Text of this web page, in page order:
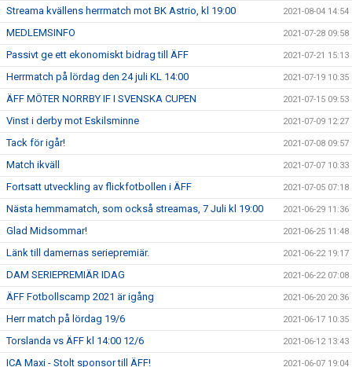
Streama kvällens herrmatch mot BK Astrio, kl 19:00 2021-08-04 14:54
MEDLEMSINFO 2021-07-28 09:58
Passivt ge ett ekonomiskt bidrag till ÄFF 2021-07-21 15:13
Herrmatch på lördag den 24 juli KL 14:00 2021-07-19 10:35
ÄFF MÖTER NORRBY IF I SVENSKA CUPEN 2021-07-15 09:53
Vinst i derby mot Eskilsminne 2021-07-09 12:27
Tack för igår! 2021-07-08 09:57
Match ikväll 2021-07-07 10:33
Fortsatt utveckling av flickfotbollen i ÄFF 2021-07-05 07:18
Nästa hemmamatch, som också streamas, 7 Juli kl 19:00 2021-06-29 11:36
Glad Midsommar! 2021-06-25 11:48
Länk till damernas seriepremiär. 2021-06-22 19:17
DAM SERIEPREMIÄR IDAG 2021-06-22 07:08
ÄFF Fotbollscamp 2021 är igång 2021-06-20 20:36
Herr match på lördag 19/6 2021-06-17 10:35
Torslanda vs ÄFF kl 14:00 12/6 2021-06-12 13:43
ICA Maxi - Stolt sponsor till ÄFF! 2021-06-07 19:04